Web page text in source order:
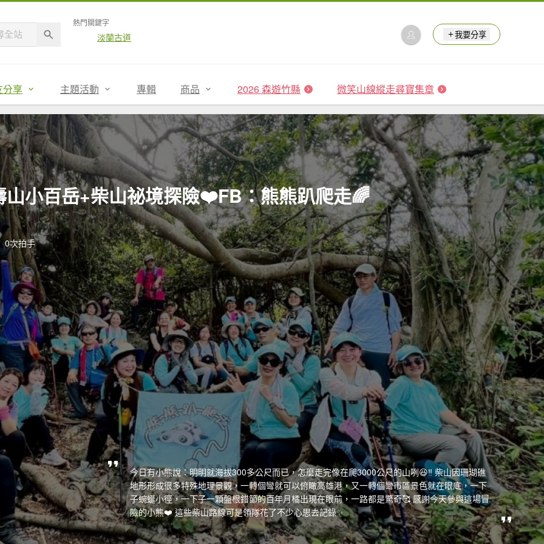
熱門關鍵字
淡蘭古道 我要分享
分享 主題活動 專輯 商品 2026 森遊竹縣 微笑山線縱走尋寶集章
小百岳+柴山祕境探險❤️FB：熊熊趴爬走🌈
0次拍手
今日有小熊說：明明就海拔300多公尺而已，怎麼走完像在爬3000公尺的山咧😆‼️ 柴山因珊瑚礁
地形形成很多特殊地理景觀，一轉個彎就可以俯瞰高雄港，又一轉個彎市區景色就在眼底，一下
子蜿蜒小徑，一下子一顆盤根錯節的百年月橘出現在眼前，一路都是驚奇🥰 感謝今天參與這場冒
險的小熊❤️ 這些柴山路線可是領隊花了不少心思去記錄✨